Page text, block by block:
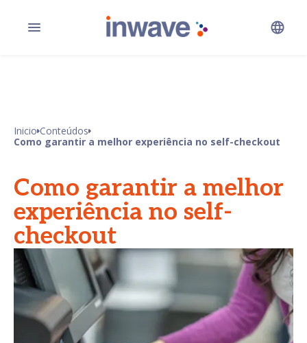
Inicio Conteúdos
Como garantir a melhor experiência no self-checkout
Como garantir a melhor
experiência no self-
checkout